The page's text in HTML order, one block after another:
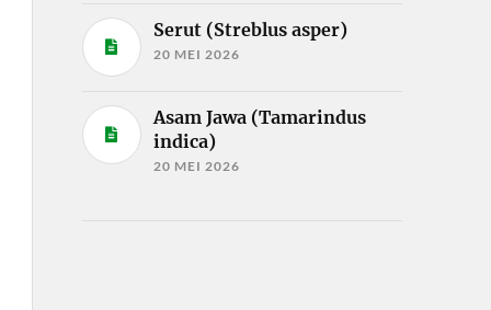
Serut (Streblus asper)
20 MEI 2026
Asam Jawa (Tamarindus
indica)
20 MEI 2026